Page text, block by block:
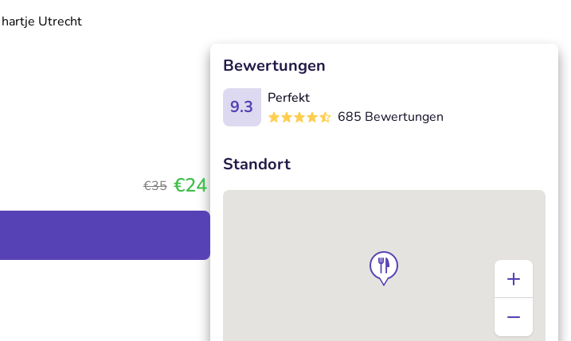
Utrecht
€35 €24
Bewertungen
9.3
Perfekt
685 Bewertungen
Standort